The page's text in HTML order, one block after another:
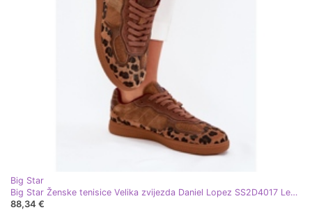
Big Star
Big Star Ženske tenisice Velika zvijezda Daniel Lopez SS2D4017 Leopard Print smeđa
88,34 €